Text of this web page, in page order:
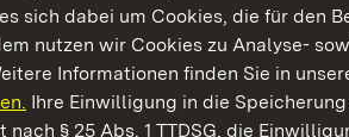
sich dabei um Cookies, die für den
nutzen wir Cookies zu Analyse-
Informationen finden Sie in
Ihre Einwilligung in die
§ 25 Abs. 1 TTDSG, die
Genießen.